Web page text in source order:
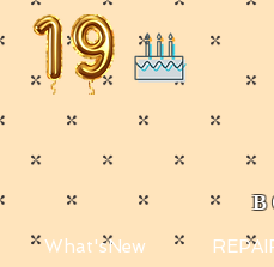
​
What'sNew